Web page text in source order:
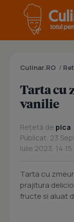
Culinar.RO /
Tarta cu
vanilie
Rețetă de pica
Publicat: 23
Iulie 2023, 14:15
Tarta cu
prajitura
fructe si aluat